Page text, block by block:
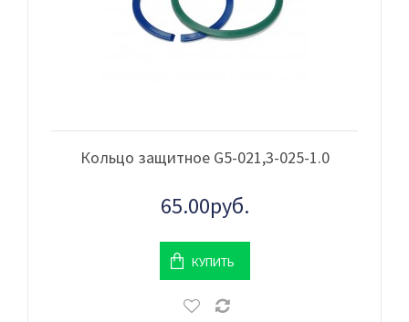
Кольцо защитное G5-021,3-025-1.0
65.00руб.
КУПИТЬ